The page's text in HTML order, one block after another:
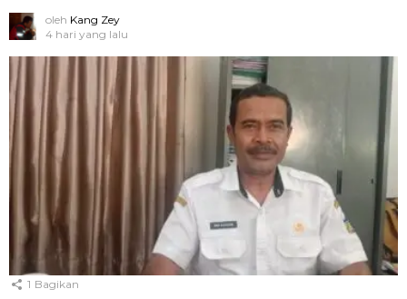
oleh Kang Zey
4 hari yang lalu
1 Bagikan